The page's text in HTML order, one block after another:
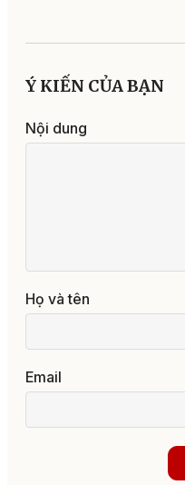
Ý KIẾN CỦA BẠN
Nội dung
Họ và tên
Email